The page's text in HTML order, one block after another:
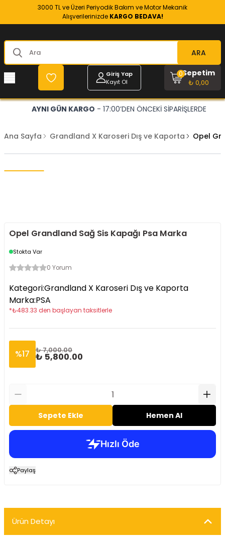
3000 TL ve Üzeri Periyodik Bakım ve Motor Mekanik
Alışverilerinizde KARGO BEDAVA!
ARA
Giriş Yap
Kayıt Ol
Sepetim
₺ 0,00
0
AYNI GÜN KARGO - 17:00’DEN ÖNCEKİ SİPARİŞLERDE
Ana Sayfa Grandland X Karoseri Dış ve Kaporta Opel
Opel Grandland Sağ Sis Kapağı Psa Marka
Stokta Var
0 Yorum
Kategori:Grandland X Karoseri Dış ve Kaporta
Marka:PSA
*₺483.33 den başlayan taksitlerle
%17 ₺ 7,000.00
₺ 5,800.00
Sepete Ekle Hemen Al
Paylaş
Ürün Detayı